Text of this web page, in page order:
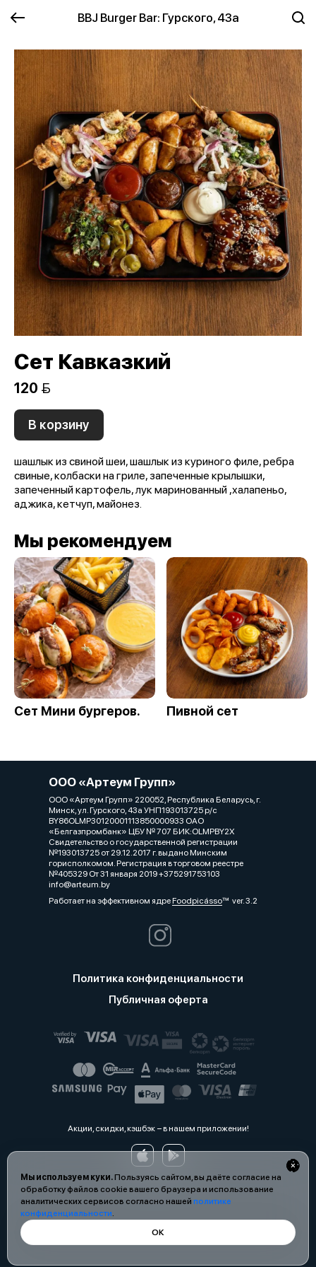
BBJ Burger Bar: Гурского, 43а
Мы используем куки.Пользуясь сайтом, вы даёте согласие на
обработку файлов cookie вашего браузера и использование
аналитических сервисов согласно нашей политике
конфиденциальности.
ОК
Сет Кавказкий
120 
В корзину
шашлык из свиной шеи, шашлык из куриного филе, ребра
свиные, колбаски на гриле, запеченные крылышки,
запеченный картофель, лук маринованный ,халапеньо,
аджика, кетчуп, майонез.
Мы рекомендуем
Сет Мини бургеров. Пивной сет
ООО «Артеум Групп»
ООО «Артеум Групп» 220052, Республика Беларусь, г.
Минск, ул. Гурского, 43а УНП193013725 р/с
BY86OLMP30120001113850000933 ОАО
«Белгазпромбанк» ЦБУ № 707 БИК:OLMPBY2X
Свидетельство о государственной регистрации
№193013725 от 29.12.2017 г. выдано Минским
горисполкомом. Регистрация в торговом реестре
№405329 От 31 января 2019 +375291753103
info@arteum.by
Работает на эффективном ядреFoodpicássover. 3.2
Политика конфиденциальности
Публичная оферта
Акции, скидки, кэшбэк − в нашем приложении!